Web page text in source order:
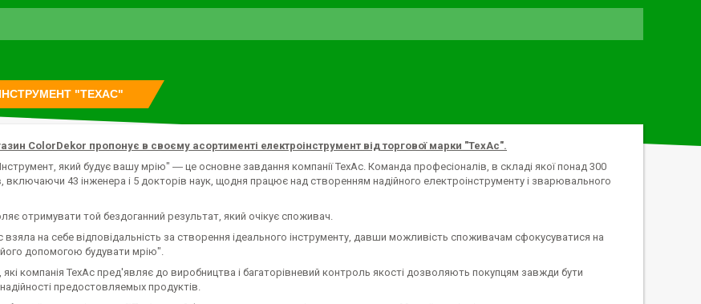
"ТЕХАС"
ColorDekor пропонує в своєму асортименті електроінструмент від торгової марки "ТехАс".
який будує вашу мрію" ― це основне завдання компанії ТехАс. Команда професіоналів, в складі якої понад 300
включаючи 43 інженера і 5 докторів наук, щодня працює над створенням надійного електроінструменту і зварювального
отримувати той бездоганний результат, який очікує споживач.
на себе відповідальність за створення ідеального інструменту, давши можливість споживачам сфокусуватися на
допомогою будувати мрію".
які компанія ТехАс пред'являє до виробництва і багаторівневий контроль якості дозволяють покупцям завжди бути
предостовляемых продуктів.